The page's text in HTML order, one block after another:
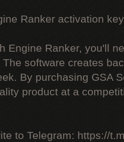
Ranker activation key
Engine Ranker, you'll
software creates
By purchasing GSA
product at a
to Telegram: https://